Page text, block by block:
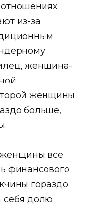
из-за
женщина-
женщины
больше,
женщины все
финансового
гораздо
себя долю